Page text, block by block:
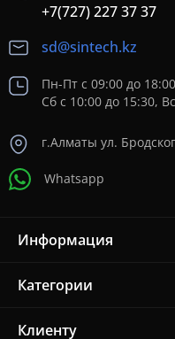
+7(727) 227 37 37
sd@sintech.kz
Пн-Пт с 09:00 до
Сб с 10:00 до 15:30,
г.Алматы ул.
Whatsapp
Информация
Категории
Клиенту